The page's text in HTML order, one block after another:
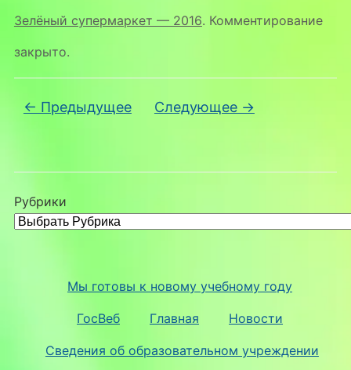
Зелёный супермаркет — 2016. Комментирование
закрыто.
← Предыдущее Следующее →
Рубрики
Мы готовы к новому учебному году
ГосВеб Главная Новости
Сведения об образовательном учреждении